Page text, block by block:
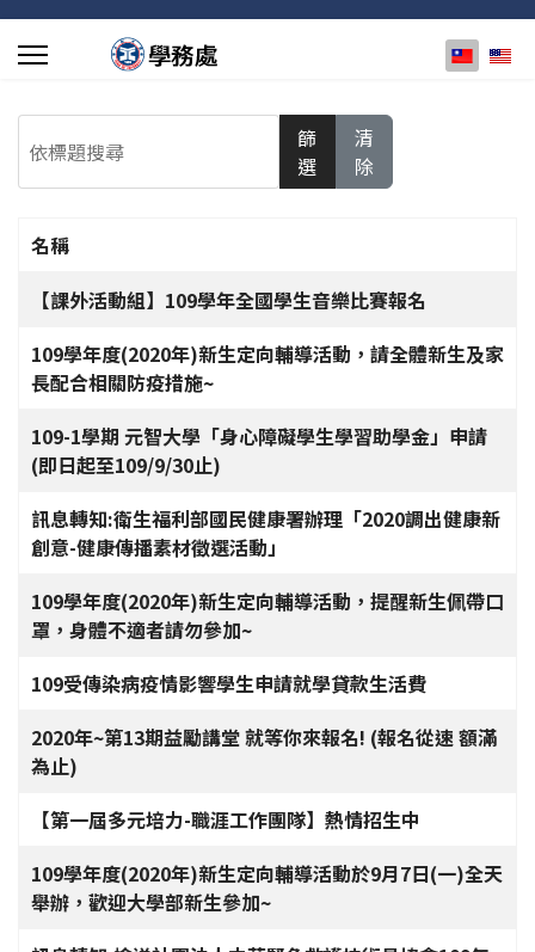
選擇你的
篩
選
清
除
文章列表
名稱
【課外活動組】109學年全國學生音樂比賽報名
109學年度(2020年)新生定向輔導活動，請全體新生及家
長配合相關防疫措施~
109-1學期 元智大學「身心障礙學生學習助學金」申請
(即日起至109/9/30止)
訊息轉知:衛生福利部國民健康署辦理「2020調出健康新
創意-健康傳播素材徵選活動」
109學年度(2020年)新生定向輔導活動，提醒新生佩帶口
罩，身體不適者請勿參加~
109受傳染病疫情影響學生申請就學貸款生活費
2020年~第13期益勵講堂 就等你來報名! (報名從速 額滿
為止)
【第一屆多元培力-職涯工作團隊】熱情招生中
109學年度(2020年)新生定向輔導活動於9月7日(一)全天
舉辦，歡迎大學部新生參加~